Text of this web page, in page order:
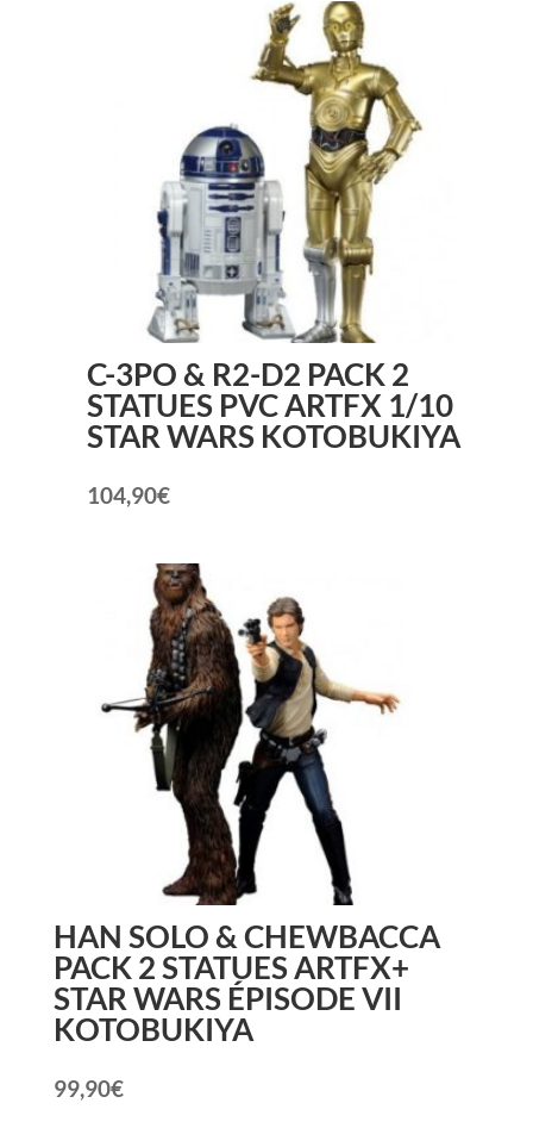
C-3PO & R2-D2 PACK 2
STATUES PVC ARTFX 1/10
STAR WARS KOTOBUKIYA
104,90€
HAN SOLO & CHEWBACCA
PACK 2 STATUES ARTFX+
STAR WARS ÉPISODE VII
KOTOBUKIYA
99,90€